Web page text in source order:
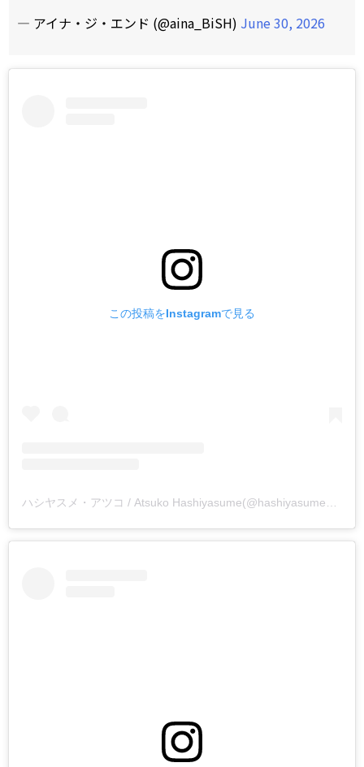
— アイナ・ジ・エンド (@aina_BiSH) June 30, 2026
この投稿をInstagramで見る